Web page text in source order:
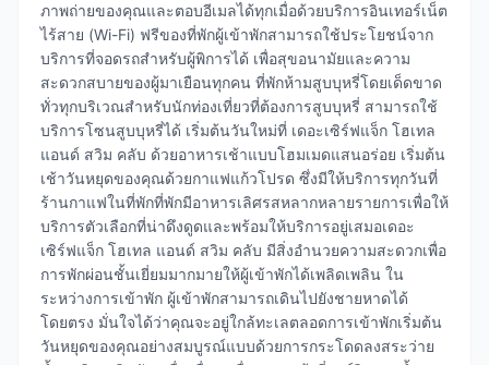
ภาพถ่ายของคุณและตอบอีเมลได้ทุกเมื่อด้วยบริการอินเทอร์เน็ต
ไร้สาย (Wi-Fi) ฟรีของที่พักผู้เข้าพักสามารถใช้ประโยชน์จาก
บริการที่จอดรถสำหรับผู้พิการได้ เพื่อสุขอนามัยและความ
สะดวกสบายของผู้มาเยือนทุกคน ที่พักห้ามสูบบุหรี่โดยเด็ดขาด
ทั่วทุกบริเวณสำหรับนักท่องเที่ยวที่ต้องการสูบบุหรี่ สามารถใช้
บริการโซนสูบบุหรี่ได้ เริ่มต้นวันใหม่ที่ เดอะเซิร์ฟแจ็ก โฮเทล
แอนด์ สวิม คลับ ด้วยอาหารเช้าแบบโฮมเมดแสนอร่อย เริ่มต้น
เช้าวันหยุดของคุณด้วยกาแฟแก้วโปรด ซึ่งมีให้บริการทุกวันที่
ร้านกาแฟในที่พักที่พักมีอาหารเลิศรสหลากหลายรายการเพื่อให้
บริการตัวเลือกที่น่าดึงดูดและพร้อมให้บริการอยู่เสมอเดอะ
เซิร์ฟแจ็ก โฮเทล แอนด์ สวิม คลับ มีสิ่งอำนวยความสะดวกเพื่อ
การพักผ่อนชั้นเยี่ยมมากมายให้ผู้เข้าพักได้เพลิดเพลิน ใน
ระหว่างการเข้าพัก ผู้เข้าพักสามารถเดินไปยังชายหาดได้
โดยตรง มั่นใจได้ว่าคุณจะอยู่ใกล้ทะเลตลอดการเข้าพักเริ่มต้น
วันหยุดของคุณอย่างสมบูรณ์แบบด้วยการกระโดดลงสระว่าย